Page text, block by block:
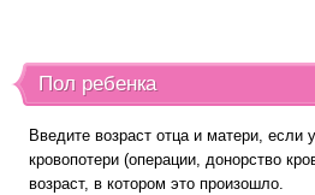
Пол ребенка
Введите возраст отца и матери, если
кровопотери (операции, донорство
возраст, в котором это произошло.